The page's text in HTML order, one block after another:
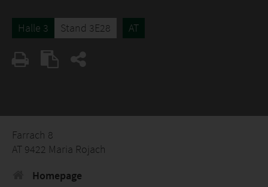
Halle 3 Stand 3E28 AT
Farrach 8
AT 9422 Maria Rojach
Homepage